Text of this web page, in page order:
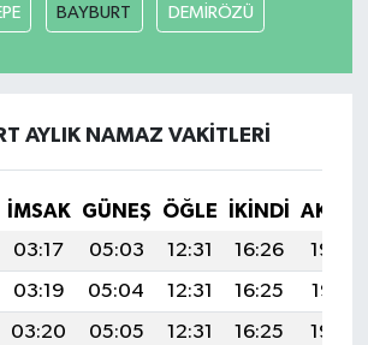
BAYBURT DEMİRÖZÜ
AYLIK NAMAZ VAKITLERI
İMSAK GÜNEŞ ÖĞLE İKINDI
03:17 05:03 12:31 16:26
19:48
03:19 05:04 12:31 16:25
19:47
03:20 05:05 12:31 16:25
19:46